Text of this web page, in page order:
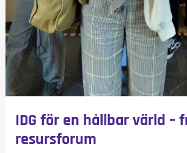
IDG för en hållbar värld –
resursforum